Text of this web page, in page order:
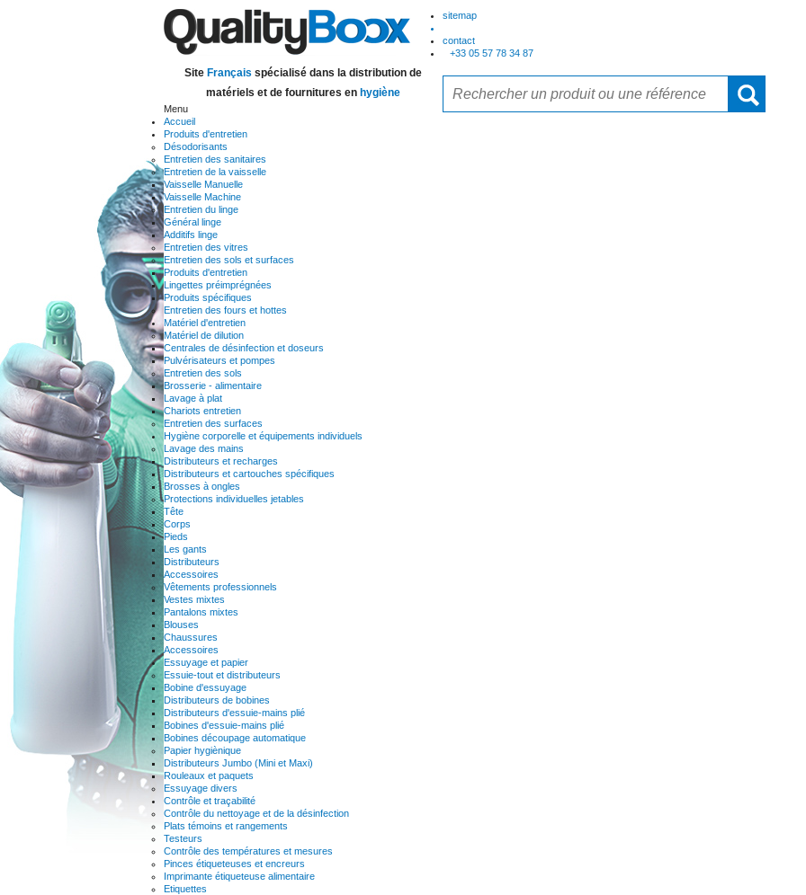
Site Français spécialisé dans la distribution de
matériels et de fournitures en hygiène
sitemap
contact
+33 05 57 78 34 87
Menu
Accueil
Produits d'entretien
Désodorisants
Entretien des sanitaires
Entretien de la vaisselle
Vaisselle Manuelle
Vaisselle Machine
Entretien du linge
Général linge
Additifs linge
Entretien des vitres
Entretien des sols et surfaces
Produits d'entretien
Lingettes préimprégnées
Produits spécifiques
Entretien des fours et hottes
Matériel d'entretien
Matériel de dilution
Centrales de désinfection et doseurs
Pulvérisateurs et pompes
Entretien des sols
Brosserie - alimentaire
Lavage à plat
Chariots entretien
Entretien des surfaces
Hygiène corporelle et équipements individuels
Lavage des mains
Distributeurs et recharges
Distributeurs et cartouches spécifiques
Brosses à ongles
Protections individuelles jetables
Tête
Corps
Pieds
Les gants
Distributeurs
Accessoires
Vêtements professionnels
Vestes mixtes
Pantalons mixtes
Blouses
Chaussures
Accessoires
Essuyage et papier
Essuie-tout et distributeurs
Bobine d'essuyage
Distributeurs de bobines
Distributeurs d'essuie-mains plié
Bobines d'essuie-mains plié
Bobines découpage automatique
Papier hygiènique
Distributeurs Jumbo (Mini et Maxi)
Rouleaux et paquets
Essuyage divers
Contrôle et traçabilité
Contrôle du nettoyage et de la désinfection
Plats témoins et rangements
Testeurs
Contrôle des températures et mesures
Pinces étiqueteuses et encreurs
Imprimante étiqueteuse alimentaire
Etiquettes